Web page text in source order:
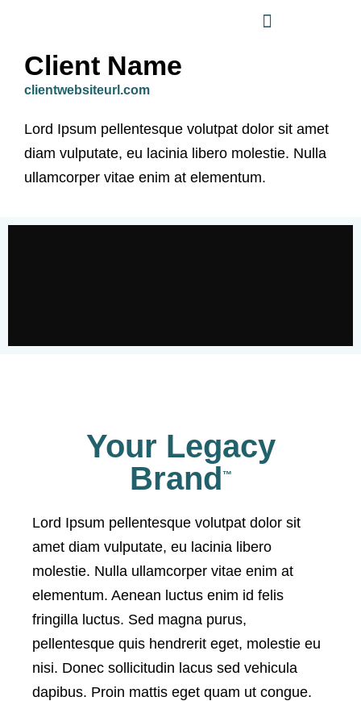
Client Name
clientwebsiteurl.com
Lord Ipsum pellentesque volutpat dolor sit amet
diam vulputate, eu lacinia libero molestie. Nulla
ullamcorper vitae enim at elementum.
Your Legacy
Brand™
Lord Ipsum pellentesque volutpat dolor sit
amet diam vulputate, eu lacinia libero
molestie. Nulla ullamcorper vitae enim at
elementum. Aenean luctus enim id felis
fringilla luctus. Sed magna purus,
pellentesque quis hendrerit eget, molestie eu
nisi. Donec sollicitudin lacus sed vehicula
dapibus. Proin mattis eget quam ut congue.